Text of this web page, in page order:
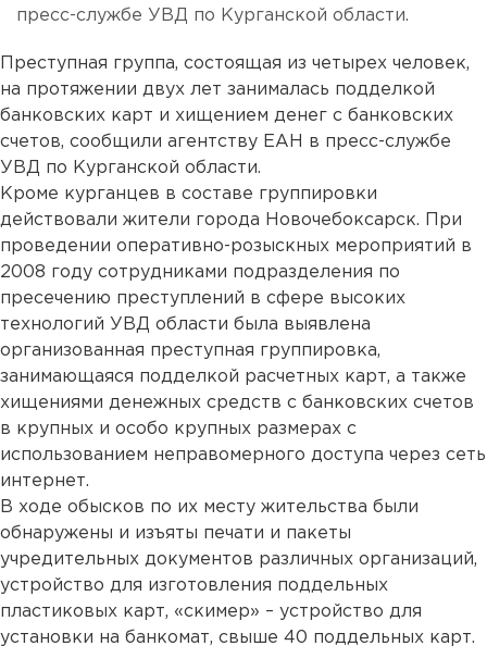
пресс-службе УВД по Курганской области.
Преступная группа, состоящая из четырех человек,
на протяжении двух лет занималась подделкой
банковских карт и хищением денег с банковских
счетов, сообщили агентству ЕАН в пресс-службе
УВД по Курганской области.
Кроме курганцев в составе группировки
действовали жители города Новочебоксарск. При
проведении оперативно-розыскных мероприятий в
2008 году сотрудниками подразделения по
пресечению преступлений в сфере высоких
технологий УВД области была выявлена
организованная преступная группировка,
занимающаяся подделкой расчетных карт, а также
хищениями денежных средств с банковских счетов
в крупных и особо крупных размерах с
использованием неправомерного доступа через сеть
интернет.
В ходе обысков по их месту жительства были
обнаружены и изъяты печати и пакеты
учредительных документов различных организаций,
устройство для изготовления поддельных
пластиковых карт, «скимер» – устройство для
установки на банкомат, свыше 40 поддельных карт.